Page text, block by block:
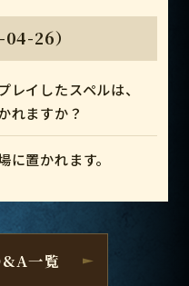
26）
イしたスペルは、
れますか？
置かれます。
一覧